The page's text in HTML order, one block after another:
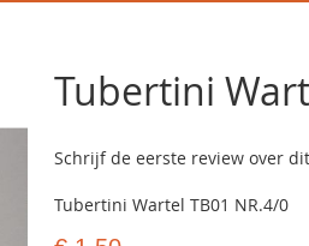
Tubertini
Schrijf de eerste review over
Tubertini Wartel TB01 NR.4/0